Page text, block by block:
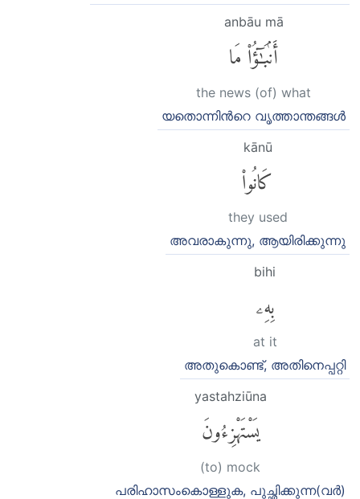
anbāu mā
أَنۢبَٰٓؤُا۟ مَا
the news (of) what
യതൊന്നിന്‍റെ വൃത്താന്തങ്ങള്‍
kānū
كَانُوا۟
they used
അവരാകുന്നു, ആയിരിക്കുന്നു
bihi
بِهِۦ
at it
അതുകൊണ്ട്, അതിനെപ്പറ്റി
yastahziūna
يَسْتَهْزِءُونَ
(to) mock
പരിഹാസംകൊള്ളുക, പുച്ഛിക്കുന്ന(വര്‍)